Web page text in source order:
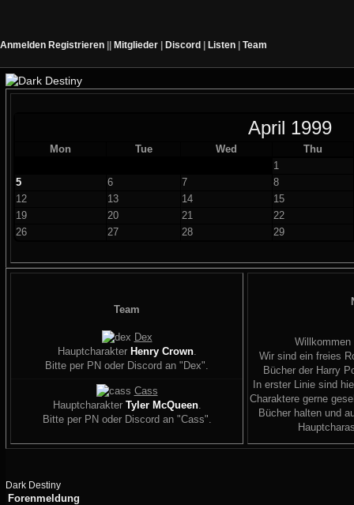
Anmelden Registrieren Mitglieder Discord Listen Team
April 1999
Mon Tue Wed
Thu
1
5
6 7
8
12
13 14
15
19
20 21
22
26
27 28 29
Team
Dex
Hauptcharakter Henry Crown.
Bitte per PN oder Discord an "Dex".
Cass
Hauptcharakter Tyler McQueen.
Bitte per PN oder Discord an "Cass".
Wir sind ein freies
Bücher der Harry
In erster Linie sind
Charaktere gerne
Bücher halten und
Dark Destiny
Forenmeldung